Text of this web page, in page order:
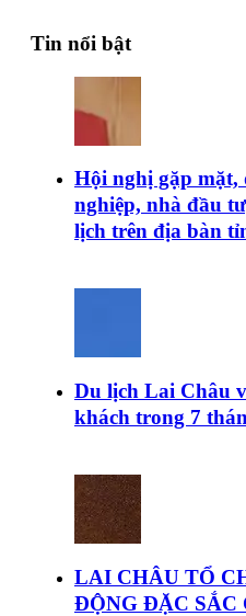
Tin nổi bật
Hội nghị gặp mặt,
nghiệp, nhà đầu
lịch trên địa bàn
Du lịch Lai Châu
khách trong 7
LAI CHÂU TỔ
ĐỘNG ĐẶC SẮC